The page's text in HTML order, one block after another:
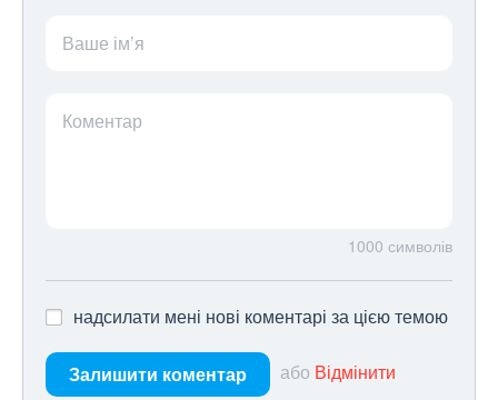
Ваше ім’я
Коментар
1000 символів
надсилати мені нові коментарі за цією темою
Залишити коментар або Відмінити